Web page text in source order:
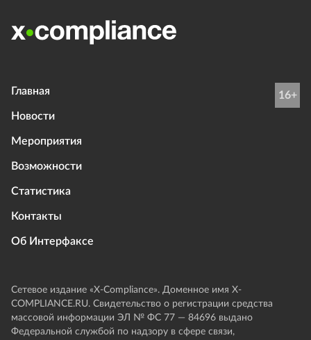
Главная
Новости
Мероприятия
Возможности
Статистика
Контакты
Об Интерфаксе
16+
Сетевое издание «Х-Compliance». Доменное имя X-
COMPLIANCE.RU. Свидетельство о регистрации средства
массовой информации ЭЛ № ФС 77 — 84696 выдано
Федеральной службой по надзору в сфере связи,